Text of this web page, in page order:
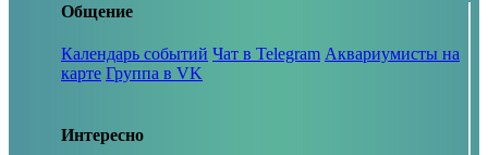
Общение
Календарь событий Чат в Telegram Аквариумисты на
карте Группа в VK
Интересно